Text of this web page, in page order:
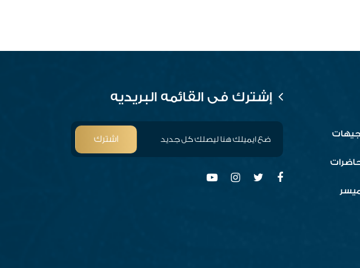
إشترك فى القائمه البريديه